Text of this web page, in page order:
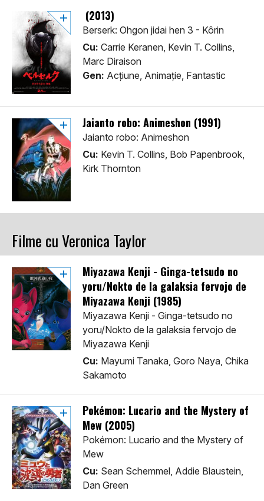
(2013)
Berserk: Ohgon jidai hen 3 - Kôrin
Cu: Carrie Keranen, Kevin T. Collins,
Marc Diraison
Gen: Acţiune, Animaţie, Fantastic
Jaianto robo: Animeshon (1991)
Jaianto robo: Animeshon
Cu: Kevin T. Collins, Bob Papenbrook,
Kirk Thornton
Filme cu Veronica Taylor
Miyazawa Kenji - Ginga-tetsudo no
yoru/Nokto de la galaksia fervojo de
Miyazawa Kenji (1985)
Miyazawa Kenji - Ginga-tetsudo no
yoru/Nokto de la galaksia fervojo de
Miyazawa Kenji
Cu: Mayumi Tanaka, Goro Naya, Chika
Sakamoto
Pokémon: Lucario and the Mystery of
Mew (2005)
Pokémon: Lucario and the Mystery of
Mew
Cu: Sean Schemmel, Addie Blaustein,
Dan Green